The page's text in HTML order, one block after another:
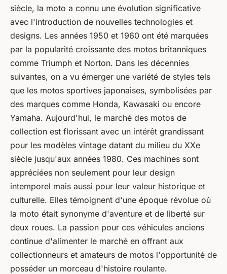
siècle, la moto a connu une évolution significative
avec l'introduction de nouvelles technologies et
designs. Les années 1950 et 1960 ont été marquées
par la popularité croissante des motos britanniques
comme Triumph et Norton. Dans les décennies
suivantes, on a vu émerger une variété de styles tels
que les motos sportives japonaises, symbolisées par
des marques comme Honda, Kawasaki ou encore
Yamaha. Aujourd'hui, le marché des motos de
collection est florissant avec un intérêt grandissant
pour les modèles vintage datant du milieu du XXe
siècle jusqu'aux années 1980. Ces machines sont
appréciées non seulement pour leur design
intemporel mais aussi pour leur valeur historique et
culturelle. Elles témoignent d'une époque révolue où
la moto était synonyme d'aventure et de liberté sur
deux roues. La passion pour ces véhicules anciens
continue d'alimenter le marché en offrant aux
collectionneurs et amateurs de motos l'opportunité de
posséder un morceau d'histoire roulante.